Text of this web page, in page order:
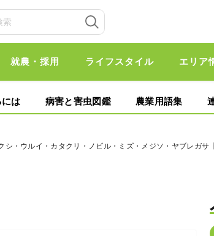
就農・採用 ライフスタイル エリア
は 病害と害虫図鑑 農業用語集
・ウルイ・カタクリ・ノビル・ミズ・メジソ・ヤブレガサ